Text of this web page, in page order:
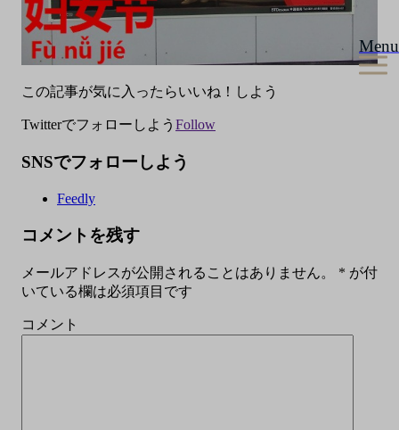
Menu
この記事が気に入ったらいいね！しよう
Twitterでフォローしよう Follow
SNSでフォローしよう
Feedly
コメントを残す
メールアドレスが公開されることはありません。 * が付
いている欄は必須項目です
コメント